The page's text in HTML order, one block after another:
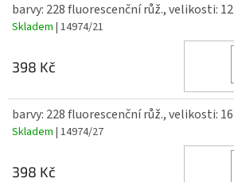
barvy: 228 fluorescenční růž., velikosti: 12
Skladem | 14974/21
398 Kč
barvy: 228 fluorescenční růž., velikosti: 16
Skladem | 14974/27
398 Kč